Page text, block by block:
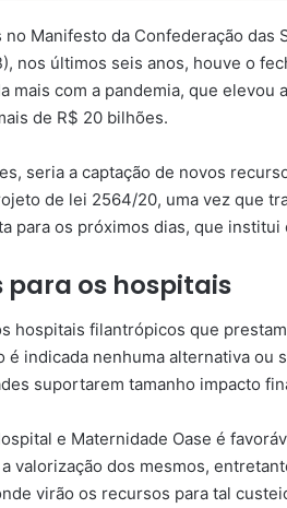
Manifesto da Confederação das
nos últimos seis anos, houve o
mais com a pandemia, que elevou
de R$ 20 bilhões.
seria a captação de novos
de lei 2564/20, uma vez que
para os próximos dias, que institui
para os hospitais
hospitais filantrópicos que
indicada nenhuma alternativa ou
suportarem tamanho impacto
e Maternidade Oase é
valorização dos mesmos,
virão os recursos para tal